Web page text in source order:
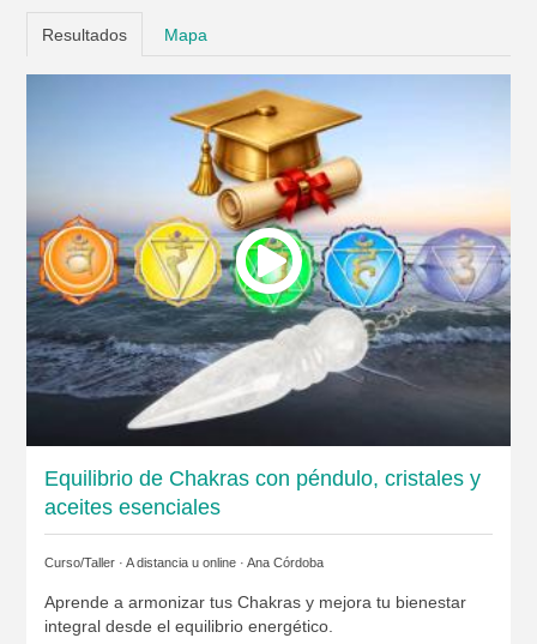
Resultados Mapa
Equilibrio de Chakras con péndulo, cristales y
aceites esenciales
Curso/Taller · A distancia u online · Ana Córdoba
Aprende a armonizar tus Chakras y mejora tu bienestar
integral desde el equilibrio energético.